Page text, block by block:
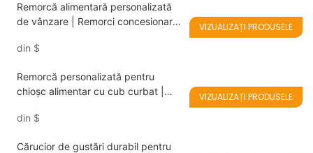
Remorcă alimentară personalizată
de vânzare | Remorci concesionare
din $
VIZUALIZAȚI PRODUSELE
Remorcă personalizată pentru
chioșc alimentar cu cub curbat |
din $
VIZUALIZAȚI PRODUSELE
Cărucior de gustări durabil pentru